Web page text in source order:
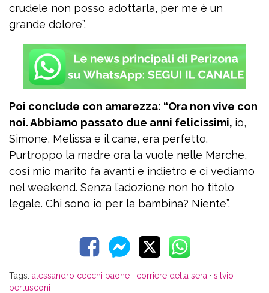
crudele non posso adottarla, per me è un
grande dolore”.
Poi conclude con amarezza: “Ora non vive con
noi. Abbiamo passato due anni felicissimi, io,
Simone, Melissa e il cane, era perfetto.
Purtroppo la madre ora la vuole nelle Marche,
così mio marito fa avanti e indietro e ci vediamo
nel weekend. Senza l’adozione non ho titolo
legale. Chi sono io per la bambina? Niente”.
Tags: alessandro cecchi paone · corriere della sera · silvio
berlusconi